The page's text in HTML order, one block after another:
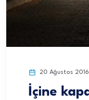
20 Ağustos 2016
İçine